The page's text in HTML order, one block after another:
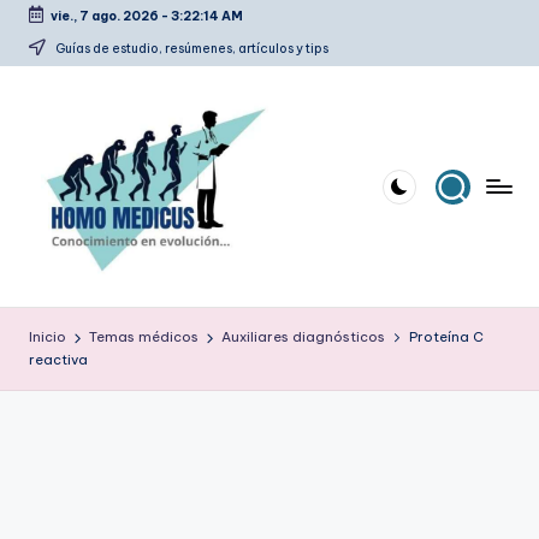
Saltar
vie., 7 ago. 2026 - 3:22:15 AM
Guías de estudio, resúmenes, artículos y tips
o
m
estudio,
Inicio Temas médicos Auxiliares diagnósticos
Proteína C
reactiva